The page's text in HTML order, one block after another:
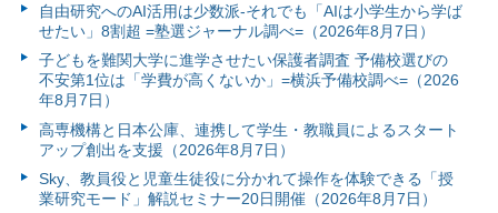
自由研究へのAI活用は少数派-それでも「AIは小学生から学ば
せたい」8割超 =塾選ジャーナル調べ=（2026年8月7日）
子どもを難関大学に進学させたい保護者調査 予備校選びの
不安第1位は「学費が高くないか」=横浜予備校調べ=（2026
年8月7日）
高専機構と日本公庫、連携して学生・教職員によるスタート
アップ創出を支援（2026年8月7日）
Sky、教員役と児童生徒役に分かれて操作を体験できる「授
業研究モード」解説セミナー20日開催（2026年8月7日）